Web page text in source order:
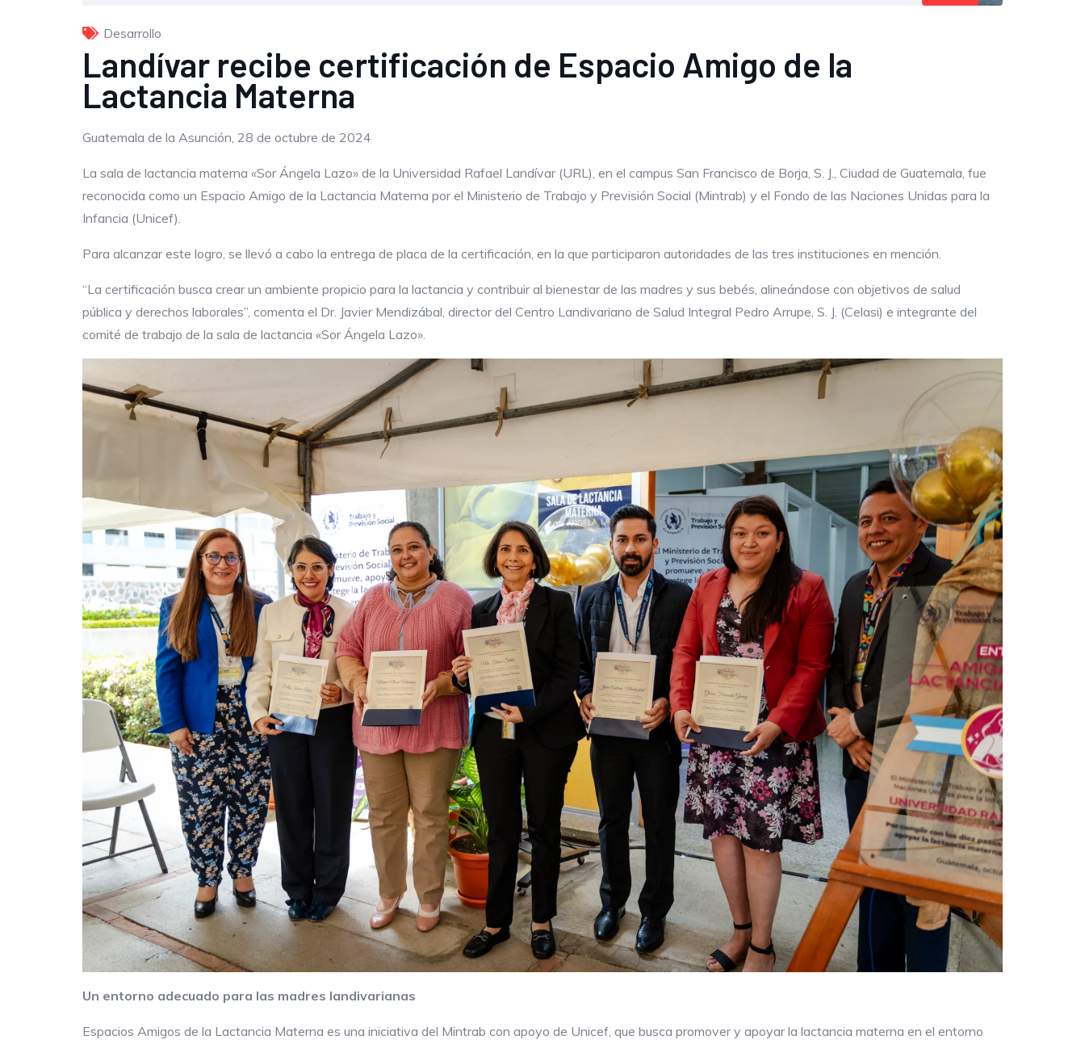
Desarrollo
Landívar recibe certificación de Espacio Amigo de la
Lactancia Materna
Guatemala de la Asunción, 28 de octubre de 2024
La sala de lactancia materna «Sor Ángela Lazo» de la Universidad Rafael Landívar (URL), en el campus San Francisco de Borja, S. J., Ciudad de Guatemala, fue
reconocida como un Espacio Amigo de la Lactancia Materna por el Ministerio de Trabajo y Previsión Social (Mintrab) y el Fondo de las Naciones Unidas para la
Infancia (Unicef).
Para alcanzar este logro, se llevó a cabo la entrega de placa de la certificación, en la que participaron autoridades de las tres instituciones en mención.
“La certificación busca crear un ambiente propicio para la lactancia y contribuir al bienestar de las madres y sus bebés, alineándose con objetivos de salud
pública y derechos laborales”, comenta el Dr. Javier Mendizábal, director del Centro Landivariano de Salud Integral Pedro Arrupe, S. J. (Celasi) e integrante del
comité de trabajo de la sala de lactancia «Sor Ángela Lazo».
Un entorno adecuado para las madres landivarianas
Espacios Amigos de la Lactancia Materna es una iniciativa del Mintrab con apoyo de Unicef, que busca promover y apoyar la lactancia materna en el entorno